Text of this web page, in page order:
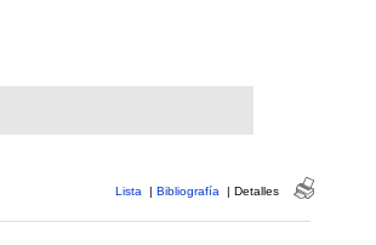
Lista | Bibliografía | Detalles